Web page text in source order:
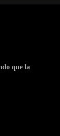
que la